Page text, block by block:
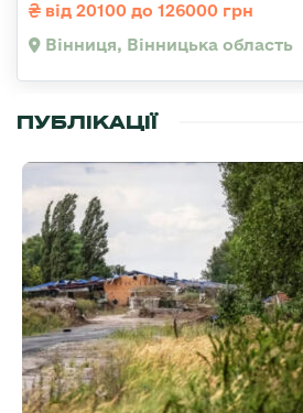
від 20100 до 126000 грн
Вінниця, Вінницька область
ПУБЛІКАЦІЇ